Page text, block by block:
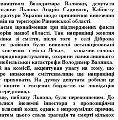
Володимира Валявки, депутати
Львова Андрія Садового, Кабінету
України щодо припинення вивезення
на територію Рівненської області.
щонайменше три підтверджених факти
нашої області. Так наприкінці жовтня
зі сміття, після того у селі Діброва
районів були виявлені несанкціоновані
з міста Лева», – зазначив голова
охорони навколишнього
катастрофи Володимир Валявка.
комісії, акцентував увагу на тому, що
незаконне сміттєзвалище ще наприкінці
приховати. На думку депутата робили це
з місцевих бюджетів на ліквідацію
поблизу Львова, було переповненим. До
іноземні інвестори з пропозиціями
власний кошт, однак з незрозумілих причин,
цього стала трагедія та смерті кількох